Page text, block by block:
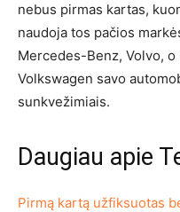
nebus pirmas kartas,
naudoja tos pačios
Mercedes-Benz, Volvo,
Volkswagen savo
sunkvežimiais.
Daugiau apie
Pirmą kartą užfiksuotas